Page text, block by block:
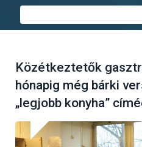
Közétkeztetők
hónapig még bárki
„legjobb konyha”